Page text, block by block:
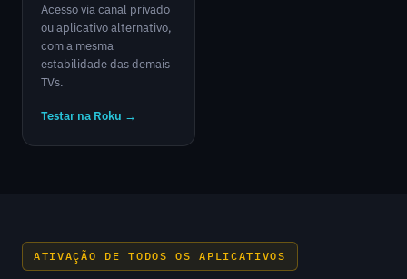
Acesso via canal privado
ou aplicativo alternativo,
com a mesma
estabilidade das demais
TVs.
Testar na Roku →
ATIVAÇÃO DE TODOS OS APLICATIVOS